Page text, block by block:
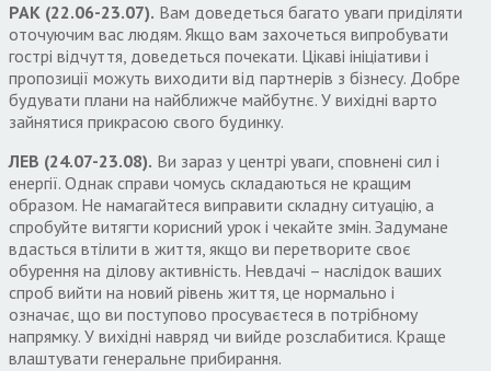
РАК (22.06-23.07). Вам доведеться багато уваги приділяти
оточуючим вас людям. Якщо вам захочеться випробувати
гострі відчуття, доведеться почекати. Цікаві ініціативи і
пропозиції можуть виходити від партнерів з бізнесу. Добре
будувати плани на найближче майбутнє. У вихідні варто
зайнятися прикрасою свого будинку.
ЛЕВ (24.07-23.08). Ви зараз у центрі уваги, сповнені сил і
енергії. Однак справи чомусь складаються не кращим
образом. Не намагайтеся виправити складну ситуацію, а
спробуйте витягти корисний урок і чекайте змін. Задумане
вдасться втілити в життя, якщо ви перетворите своє
обурення на ділову активність. Невдачі – наслідок ваших
спроб вийти на новий рівень життя, це нормально і
означає, що ви поступово просуваєтеся в потрібному
напрямку. У вихідні навряд чи вийде розслабитися. Краще
влаштувати генеральне прибирання.